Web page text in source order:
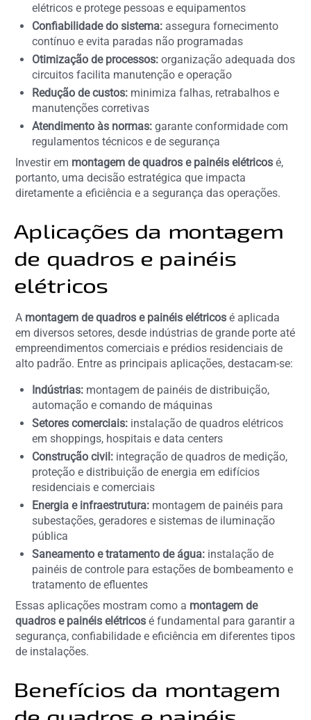
elétricos e protege pessoas e equipamentos
Confiabilidade do sistema: assegura fornecimento
contínuo e evita paradas não programadas
Otimização de processos: organização adequada dos
circuitos facilita manutenção e operação
Redução de custos: minimiza falhas, retrabalhos e
manutenções corretivas
Atendimento às normas: garante conformidade com
regulamentos técnicos e de segurança
Investir em montagem de quadros e painéis elétricos é,
portanto, uma decisão estratégica que impacta
diretamente a eficiência e a segurança das operações.
Aplicações da montagem
de quadros e painéis
elétricos
A montagem de quadros e painéis elétricos é aplicada
em diversos setores, desde indústrias de grande porte até
empreendimentos comerciais e prédios residenciais de
alto padrão. Entre as principais aplicações, destacam-se:
Indústrias: montagem de painéis de distribuição,
automação e comando de máquinas
Setores comerciais: instalação de quadros elétricos
em shoppings, hospitais e data centers
Construção civil: integração de quadros de medição,
proteção e distribuição de energia em edifícios
residenciais e comerciais
Energia e infraestrutura: montagem de painéis para
subestações, geradores e sistemas de iluminação
pública
Saneamento e tratamento de água: instalação de
painéis de controle para estações de bombeamento e
tratamento de efluentes
Essas aplicações mostram como a montagem de
quadros e painéis elétricos é fundamental para garantir a
segurança, confiabilidade e eficiência em diferentes tipos
de instalações.
Benefícios da montagem